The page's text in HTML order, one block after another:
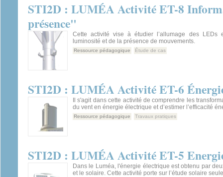
STI2D : LUMÉA Activité ET-8
présence"
Cette activité vise à étudier l’allumage des LEDs
luminosité et de la présence de mouvements.
Ressource pédagogique Étude de cas
STI2D : LUMÉA Activité ET-6
Il s'agit dans cette activité de comprendre les
du vent en énergie électrique et d’estimer l’efficacité
Ressource pédagogique Travaux pratiques
STI2D : LUMÉA Activité ET-5
Dans le Luméa, l'énergie électrique est obtenu par
et le solaire. Cette activité porte sur l’étude solaire